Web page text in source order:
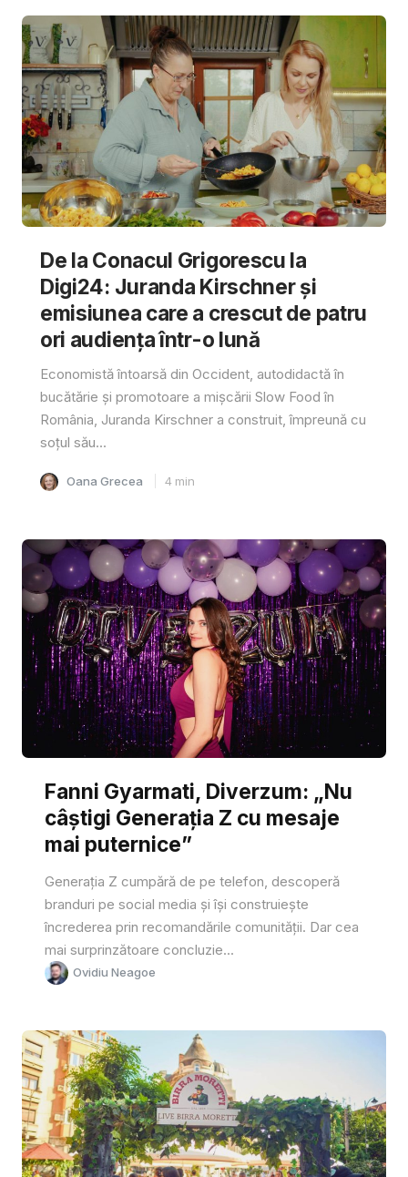
De la Conacul Grigorescu la
Digi24: Juranda Kirschner și
emisiunea care a crescut de patru
ori audiența într-o lună
Economistă întoarsă din Occident, autodidactă în
bucătărie și promotoare a mișcării Slow Food în
România, Juranda Kirschner a construit, împreună cu
soțul său...
Oana Grecea 4 min
Fanni Gyarmati, Diverzum: „Nu
câștigi Generația Z cu mesaje
mai puternice”
Generația Z cumpără de pe telefon, descoperă
branduri pe social media și își construiește
încrederea prin recomandările comunității. Dar cea
mai surprinzătoare concluzie...
Ovidiu Neagoe